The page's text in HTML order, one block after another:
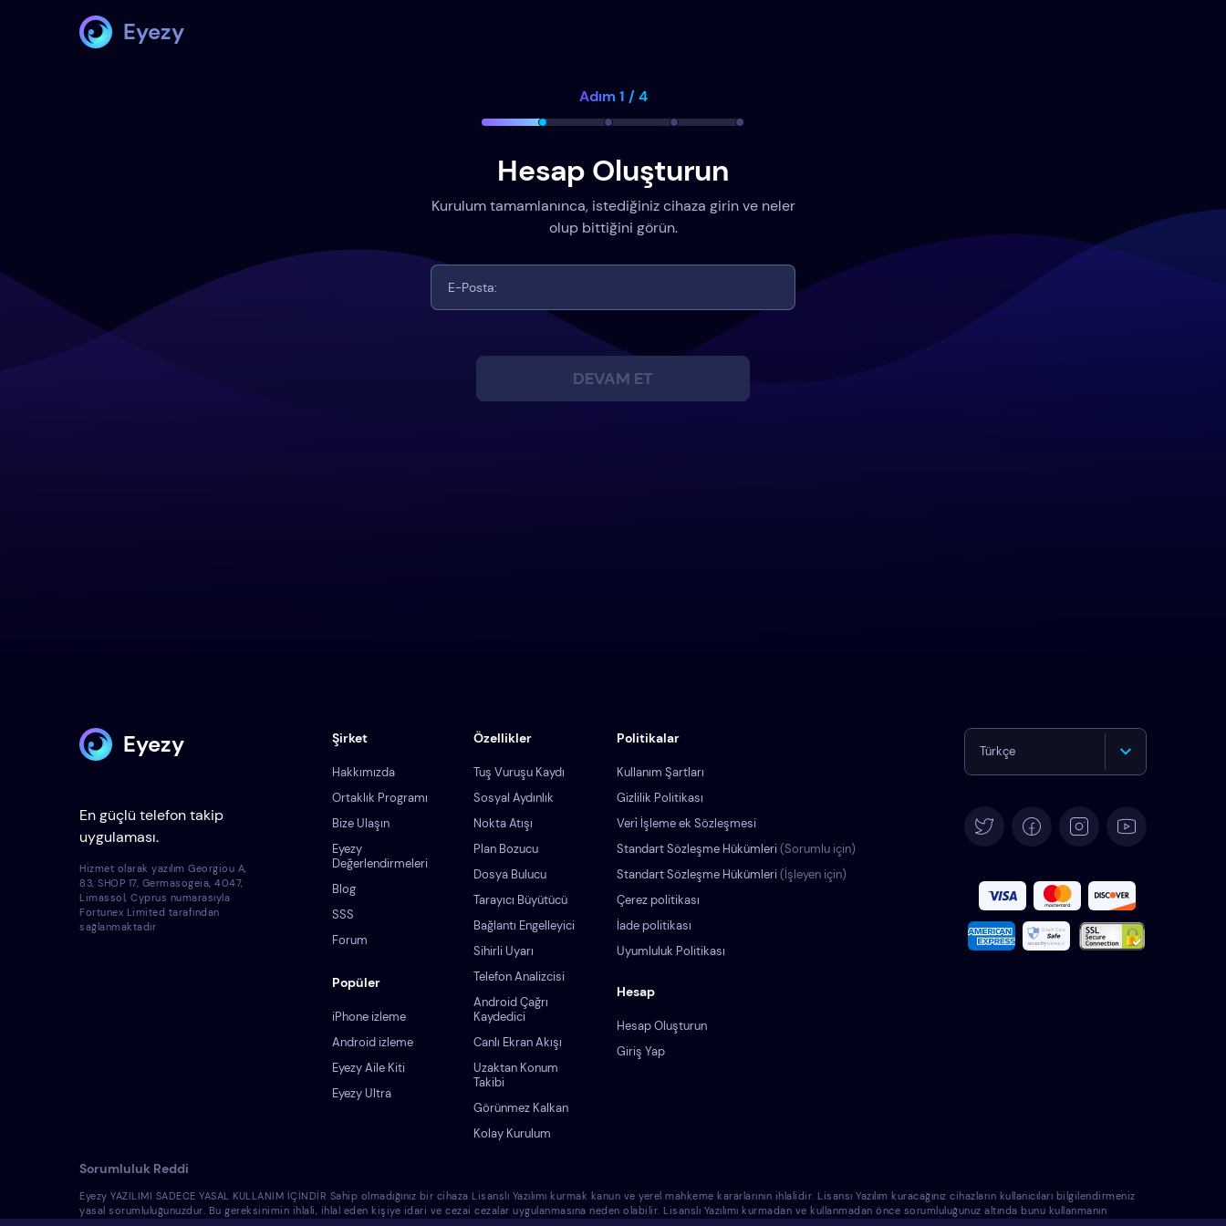
Eyezy
Adım 1 / 4
Hesap Oluşturun
Kurulum tamamlanınca, istediğiniz cihaza girin ve neler
olup bittiğini görün.
DEVAM ET
Eyezy
En güçlü telefon takip
uygulaması.
Şirket
Hakkımızda
Ortaklık Programı
Bize Ulaşın
Eyezy
Değerlendirmeleri
Blog
SSS
Forum
Popüler
iPhone izleme
Android izleme
Eyezy Aile Kiti
Eyezy Ultra
Hesap
Hesap Oluşturun
Giriş Yap
Politikalar
Kullanım Şartları
Gizlilik Politikası
Veri̇ İşleme ek Sözleşmesi
Standart Sözleşme Hükümleri(Sorumlu için)
Standart Sözleşme Hükümleri(İşleyen için)
Çerez politikası
İade politikası
Uyumluluk Politikası
Özellikler
Tuş Vuruşu Kaydı
Sosyal Aydınlık
Nokta Atışı
Plan Bozucu
Dosya Bulucu
Tarayıcı Büyütücü
Bağlantı Engelleyici
Sihirli Uyarı
Telefon Analizcisi
Android Çağrı
Kaydedici
Canlı Ekran Akışı
Uzaktan Konum
Takibi
Görünmez Kalkan
Kolay Kurulum
Türkçe
Español
Français
Svenska
Hizmet olarak yazılım Georgiou A,
83, SHOP 17, Germasogeia, 4047,
Limassol, Cyprus numarasıyla
Fortunex Limited tarafından
sağlanmaktadır
Sorumluluk Reddi
Eyezy YAZILIMI SADECE YASAL KULLANIM İÇİNDİR Sahip olmadığınız bir cihaza Lisanslı Yazılımı kurmak kanun ve yerel mahkeme kararlarının ihlalidir. Lisansı Yazılım kuracağınız cihazların kullanıcıları bilgilendirmeniz
yasal sorumluluğunuzdur. Bu gereksinimin ihlali, ihlal eden kişiye idari ve cezai cezalar uygulanmasına neden olabilir. Lisanslı Yazılımı kurmadan ve kullanmadan önce sorumluluğunuz altında bunu kullanmanın